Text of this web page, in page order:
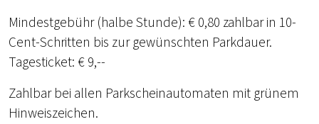
Mindestgebühr (halbe Stunde): € 0,80 zahlbar in 10-
Cent-Schritten bis zur gewünschten Parkdauer.
Tagesticket: € 9,--
Zahlbar bei allen Parkscheinautomaten mit grünem
Hinweiszeichen.